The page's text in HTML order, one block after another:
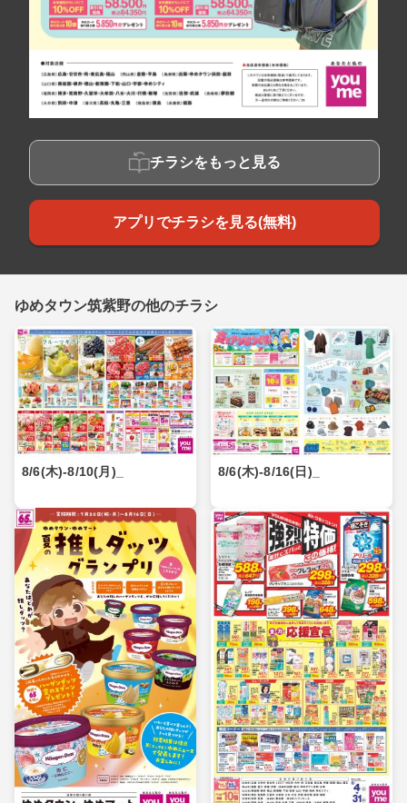
チラシをもっと見る
アプリでチラシを見る(無料)
ゆめタウン筑紫野の他のチラシ
8/6(木)-8/10(月)_ 8/6(木)-8/16(日)_